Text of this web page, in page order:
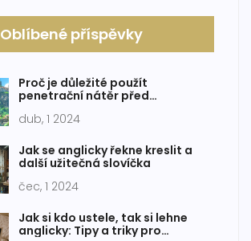
Oblíbené příspěvky
Proč je důležité použít
penetrační nátěr před
dub, 1 2024
Jak se anglicky řekne kreslit a
další užitečná slovíčka
čec, 1 2024
Jak si kdo ustele, tak si lehne
anglicky: Tipy a triky pro